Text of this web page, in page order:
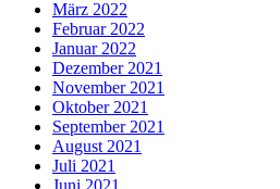
März 2022
Februar 2022
Januar 2022
Dezember 2021
November 2021
Oktober 2021
September 2021
August 2021
Juli 2021